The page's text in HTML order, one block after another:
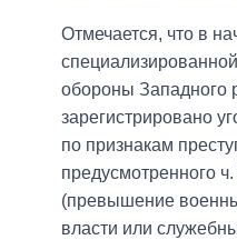
Отмечается, что в
обороны Западного
зарегистрировано
по признакам
предусмотренного
(превышение
власти или